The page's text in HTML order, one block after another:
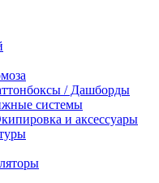
/ Дашборды
системы
и аксессуары